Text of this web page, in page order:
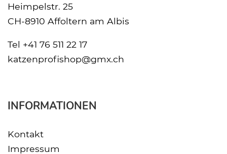
Heimpelstr. 25
CH-8910 Affoltern am Albis
Tel +41 76 511 22 17
katzenprofishop@gmx.ch
INFORMATIONEN
Kontakt
Impressum